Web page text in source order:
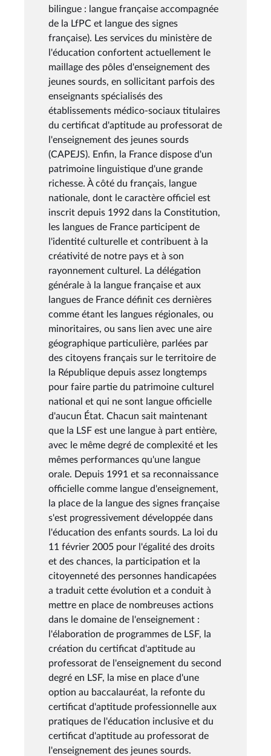
bilingue : langue française accompagnée
de la LfPC et langue des signes
française). Les services du ministère de
l'éducation confortent actuellement le
maillage des pôles d'enseignement des
jeunes sourds, en sollicitant parfois des
enseignants spécialisés des
établissements médico-sociaux titulaires
du certificat d'aptitude au professorat de
l'enseignement des jeunes sourds
(CAPEJS). Enfin, la France dispose d'un
patrimoine linguistique d'une grande
richesse. À côté du français, langue
nationale, dont le caractère officiel est
inscrit depuis 1992 dans la Constitution,
les langues de France participent de
l'identité culturelle et contribuent à la
créativité de notre pays et à son
rayonnement culturel. La délégation
générale à la langue française et aux
langues de France définit ces dernières
comme étant les langues régionales, ou
minoritaires, ou sans lien avec une aire
géographique particulière, parlées par
des citoyens français sur le territoire de
la République depuis assez longtemps
pour faire partie du patrimoine culturel
national et qui ne sont langue officielle
d'aucun État. Chacun sait maintenant
que la LSF est une langue à part entière,
avec le même degré de complexité et les
mêmes performances qu'une langue
orale. Depuis 1991 et sa reconnaissance
officielle comme langue d'enseignement,
la place de la langue des signes française
s'est progressivement développée dans
l'éducation des enfants sourds. La loi du
11 février 2005 pour l'égalité des droits
et des chances, la participation et la
citoyenneté des personnes handicapées
a traduit cette évolution et a conduit à
mettre en place de nombreuses actions
dans le domaine de l'enseignement :
l'élaboration de programmes de LSF, la
création du certificat d'aptitude au
professorat de l'enseignement du second
degré en LSF, la mise en place d'une
option au baccalauréat, la refonte du
certificat d'aptitude professionnelle aux
pratiques de l'éducation inclusive et du
certificat d'aptitude au professorat de
l'enseignement des jeunes sourds.